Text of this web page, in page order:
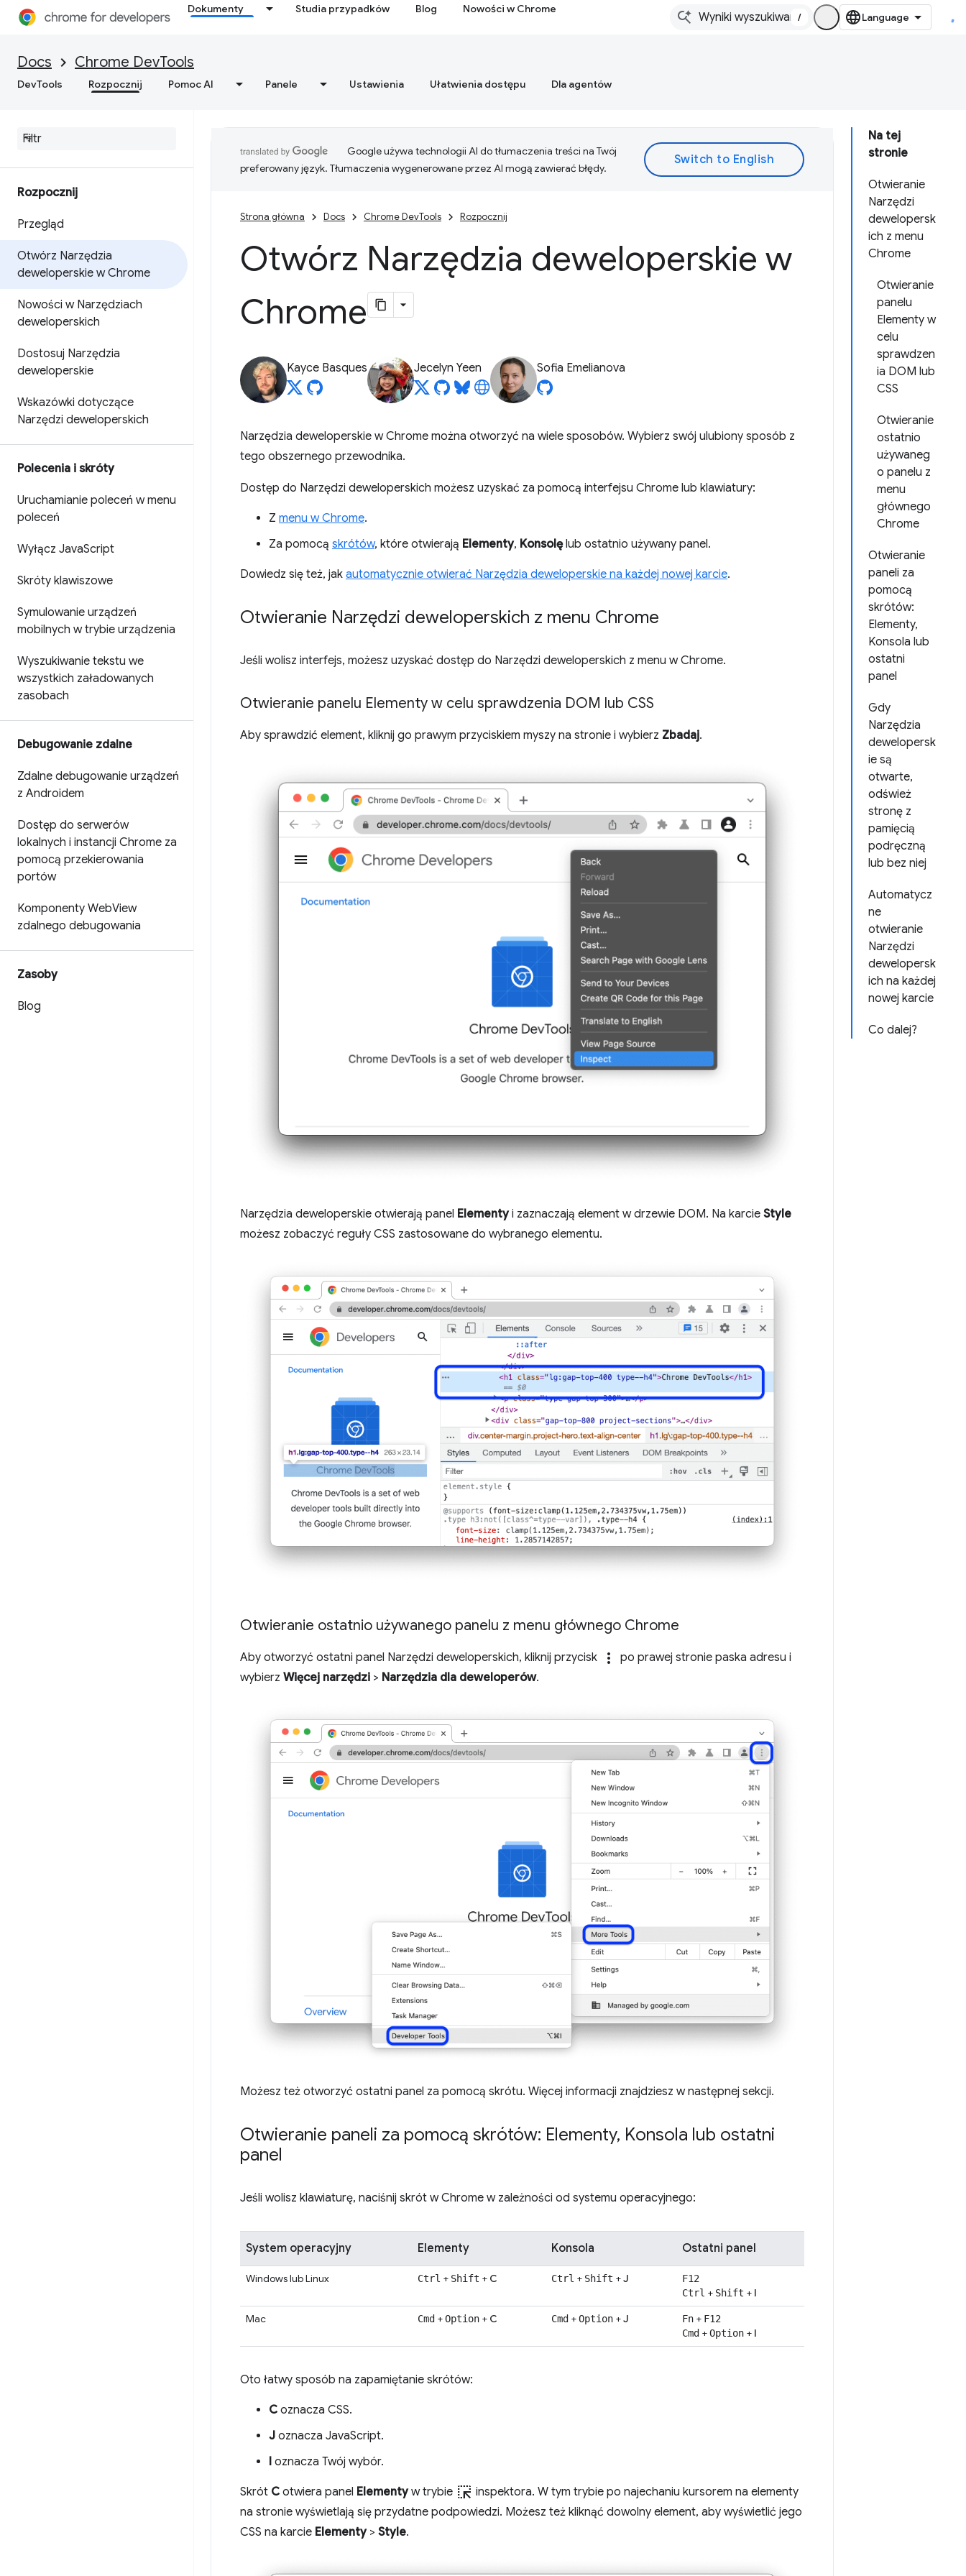
Dokumenty Studia przypadków Blog Nowości w Chrome
/
Docs Chrome DevTools
DevTools Rozpocznij Pomoc AI Panele Ustawienia Ułatwienia dostępu Dla agentów
Rozpocznij
Przegląd
Otwórz Narzędzia
deweloperskie w Chrome
Nowości w Narzędziach
deweloperskich
Dostosuj Narzędzia
deweloperskie
Wskazówki dotyczące
Narzędzi deweloperskich
Polecenia i skróty
Uruchamianie poleceń w menu
poleceń
Wyłącz JavaScript
Skróty klawiszowe
Symulowanie urządzeń
mobilnych w trybie urządzenia
Wyszukiwanie tekstu we
wszystkich załadowanych
zasobach
Debugowanie zdalne
Zdalne debugowanie urządzeń
z Androidem
Dostęp do serwerów
lokalnych i instancji Chrome za
pomocą przekierowania
portów
Komponenty WebView
zdalnego debugowania
Zasoby
Blog
Na tej
stronie
Otwieranie
Narzędzi
dewelopersk
ich z menu
Chrome
Otwieranie
panelu
Elementy w
celu
sprawdzen
ia DOM lub
CSS
Otwieranie
ostatnio
używaneg
o panelu z
menu
głównego
Chrome
Otwieranie
paneli za
pomocą
skrótów:
Elementy,
Konsola lub
ostatni
panel
Gdy
Narzędzia
dewelopersk
ie są
otwarte,
odśwież
stronę z
pamięcią
podręczną
lub bez niej
Automatycz
ne
otwieranie
Narzędzi
dewelopersk
ich na każdej
nowej karcie
Co dalej?
Google używa technologii AI do tłumaczenia treści na Twój
preferowany język. Tłumaczenia wygenerowane przez AI mogą zawierać błędy.
Strona główna Docs Chrome DevTools Rozpocznij
Otwórz Narzędzia deweloperskie w
Chrome
Kayce Basques Jecelyn Yeen Sofia Emelianova
Narzędzia deweloperskie w Chrome można otworzyć na wiele sposobów. Wybierz swój ulubiony sposób z
tego obszernego przewodnika.
Dostęp do Narzędzi deweloperskich możesz uzyskać za pomocą interfejsu Chrome lub klawiatury:
Z menu w Chrome.
Za pomocą skrótów, które otwierają Elementy, Konsolęlub ostatnio używany panel.
Dowiedz się też, jak automatycznie otwierać Narzędzia deweloperskie na każdej nowej karcie.
Otwieranie Narzędzi deweloperskich z menu Chrome
Jeśli wolisz interfejs, możesz uzyskać dostęp do Narzędzi deweloperskich z menu w Chrome.
Otwieranie panelu Elementy w celu sprawdzenia DOM lub CSS
Aby sprawdzić element, kliknij go prawym przyciskiem myszy na stronie i wybierz Zbadaj.
Narzędzia deweloperskie otwierają panel Elementyi zaznaczają element w drzewie DOM. Na karcie Style
możesz zobaczyć reguły CSS zastosowane do wybranego elementu.
Otwieranie ostatnio używanego panelu z menu głównego Chrome
Aby otworzyć ostatni panel Narzędzi deweloperskich, kliknij przycisk more_vert
po prawej stronie paska adresu i
wybierz Więcej narzędzi > Narzędzia dla deweloperów.
Możesz też otworzyć ostatni panel za pomocą skrótu. Więcej informacji znajdziesz w następnej sekcji.
Otwieranie paneli za pomocą skrótów: Elementy, Konsola lub ostatni
panel
Jeśli wolisz klawiaturę, naciśnij skrót w Chrome w zależności od systemu operacyjnego:
System operacyjny Elementy Konsola Ostatni panel
Windows lub Linux Ctrl + Shift + C Ctrl + Shift +J
F12
Ctrl + Shift + I
Mac
Cmd +Option + C Cmd +Option +J Fn + F12
Cmd +Option + I
Oto łatwy sposób na zapamiętanie skrótów:
C oznacza CSS.
J oznacza JavaScript.
I oznacza Twój wybór.
Skrót C otwiera panel Elementyw trybie ink_selection inspektora. W tym trybie po najechaniu kursorem na elementy
na stronie wyświetlają się przydatne podpowiedzi. Możesz też kliknąć dowolny element, aby wyświetlić jego
CSS na karcie Elementy> Style.